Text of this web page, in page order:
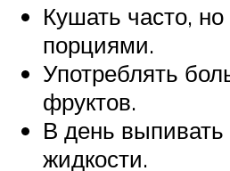
Кушать часто,
порциями.
Употреблять
фруктов.
В день выпивать
жидкости.